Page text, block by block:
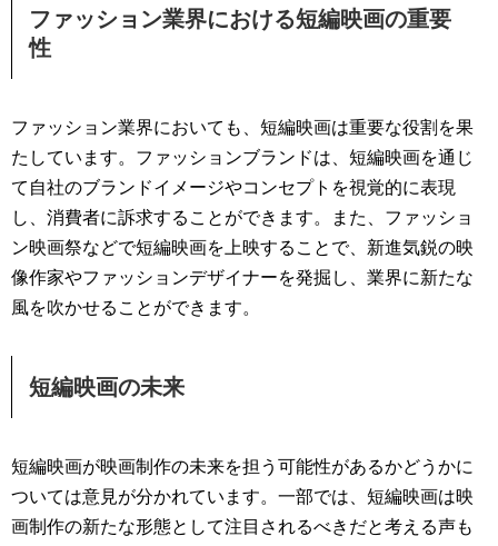
ファッション業界における短編映画の重要
性
ファッション業界においても、短編映画は重要な役割を果
たしています。ファッションブランドは、短編映画を通じ
て自社のブランドイメージやコンセプトを視覚的に表現
し、消費者に訴求することができます。また、ファッショ
ン映画祭などで短編映画を上映することで、新進気鋭の映
像作家やファッションデザイナーを発掘し、業界に新たな
風を吹かせることができます。
短編映画の未来
短編映画が映画制作の未来を担う可能性があるかどうかに
ついては意見が分かれています。一部では、短編映画は映
画制作の新たな形態として注目されるべきだと考える声も